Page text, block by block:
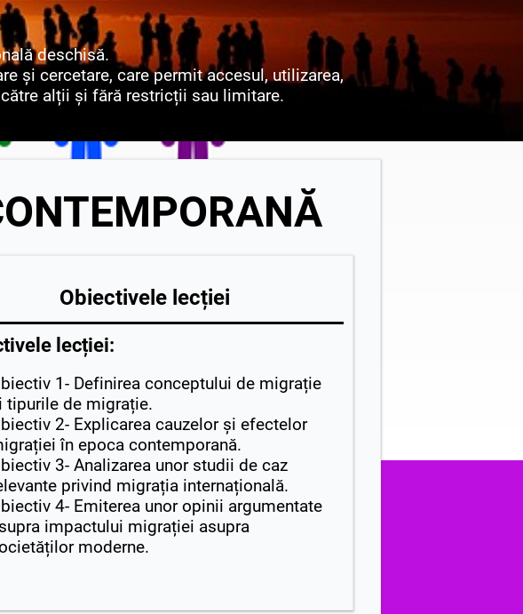
deschisă.
și cercetare, care permit accesul, utilizarea,
alții și fără restricții sau limitare.
Obiectivele lecției
lecției:
1- Definirea conceptului de migrație
tipurile de migrație.
2- Explicarea cauzelor și efectelor
în epoca contemporană.
3- Analizarea unor studii de caz
privind migrația internațională.
4- Emiterea unor opinii argumentate
impactului migrației asupra
moderne.